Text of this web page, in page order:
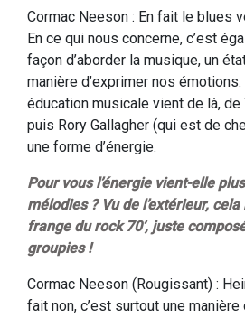
Cormac Neeson : En fait le blues
En ce qui nous concerne, c’est
façon d’aborder la musique, un
manière d’exprimer nos
éducation musicale vient de là, de
puis Rory Gallagher (qui est de
une forme d’énergie.
Pour vous l’énergie vient-elle
mélodies ? Vu de l’extérieur,
frange du rock 70’, juste
groupies !
Cormac Neeson (Rougissant) :
fait non, c’est surtout une